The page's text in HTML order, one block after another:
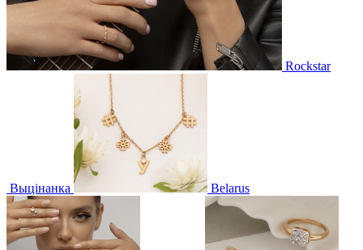
Rockstar
Выцінанка Belarus